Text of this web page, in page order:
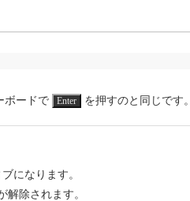
ボードで Enter を押すのと同じです。
になります。
除されます。